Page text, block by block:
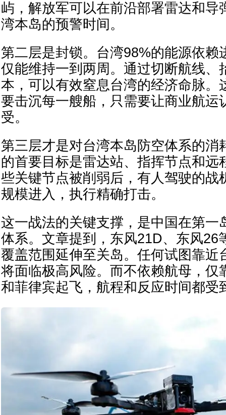
屿，解放军可以在前沿部署雷达和导
湾本岛的预警时间。
第二层是封锁。台湾98%的能源依赖
仅能维持一到两周。通过切断航线、
本，可以有效窒息台湾的经济命脉。
要击沉每一艘船，只需要让商业航运
受。
第三层才是对台湾本岛防空体系的消
的首要目标是雷达站、指挥节点和远
些关键节点被削弱后，有人驾驶的战
规模进入，执行精确打击。
这一战法的关键支撑，是中国在第一
体系。文章提到，东风21D、东风26
覆盖范围延伸至关岛。任何试图靠近
将面临极高风险。而不依赖航母，仅
和菲律宾起飞，航程和反应时间都受